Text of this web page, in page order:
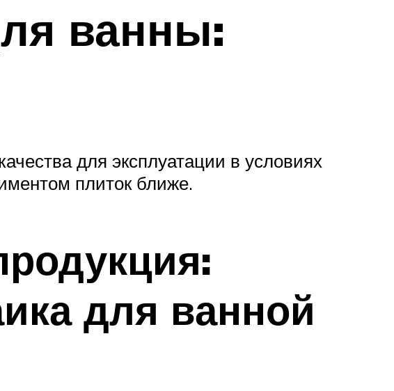
ванны:
для эксплуатации в условиях
плиток ближе.
для ванной